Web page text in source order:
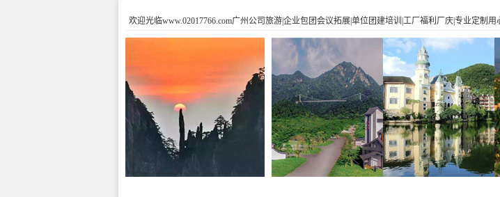
欢迎光临www.02017766.com广州公司旅游|企业包团会议拓展|单位团建培训|工厂福利厂庆|专业定制用